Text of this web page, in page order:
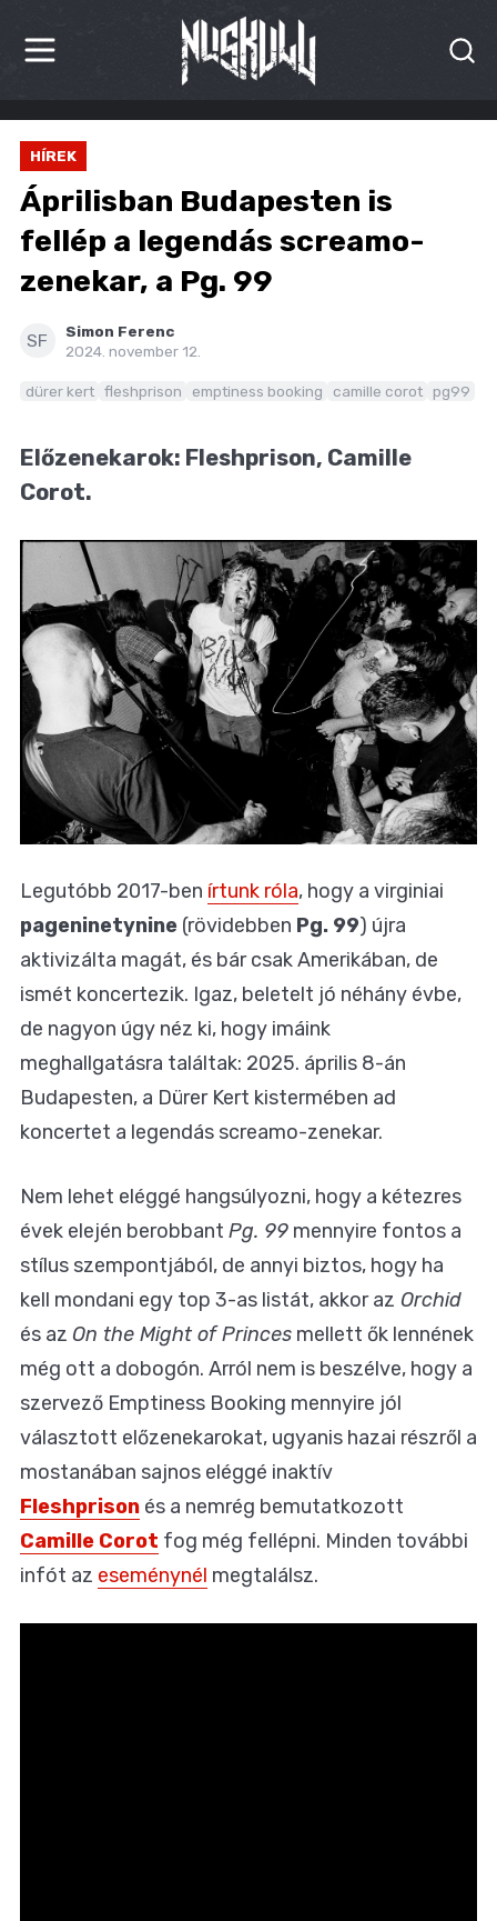
HÍREK
KRITIKÁK
BESZÁMOLÓK
INTERJÚK
PREMIEREK
BLOG
HÍREK
Áprilisban Budapesten is
fellép a legendás screamo-
zenekar, a Pg. 99
SF
Simon Ferenc
2024. november 12.
dürer kert fleshprison emptiness booking camille corot pg99
Előzenekarok: Fleshprison, Camille
Corot.
Legutóbb 2017-ben írtunk róla, hogy a virginiai
pageninetynine (rövidebben Pg. 99) újra
aktivizálta magát, és bár csak Amerikában, de
ismét koncertezik. Igaz, beletelt jó néhány évbe,
de nagyon úgy néz ki, hogy imáink
meghallgatásra találtak: 2025. április 8-án
Budapesten, a Dürer Kert kistermében ad
koncertet a legendás screamo-zenekar.
Nem lehet eléggé hangsúlyozni, hogy a kétezres
évek elején berobbant Pg. 99 mennyire fontos a
stílus szempontjából, de annyi biztos, hogy ha
kell mondani egy top 3-as listát, akkor az Orchid
és az On the Might of Princes mellett ők lennének
még ott a dobogón. Arról nem is beszélve, hogy a
szervező Emptiness Booking mennyire jól
választott előzenekarokat, ugyanis hazai részről a
mostanában sajnos eléggé inaktív
Fleshprison és a nemrég bemutatkozott
Camille Corot fog még fellépni. Minden további
infót az eseménynél megtalálsz.